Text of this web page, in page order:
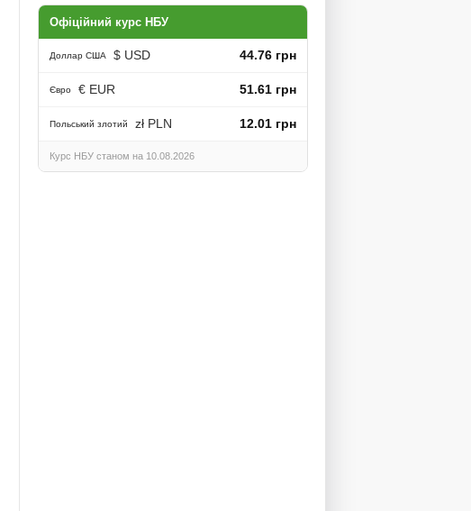
Офіційний курс НБУ
Доллар США $ USD 44.76 грн
Євро € EUR 51.61 грн
Польський злотий zł PLN 12.01 грн
Курс НБУ станом на 10.08.2026